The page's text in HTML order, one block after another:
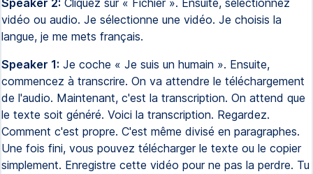
Speaker 2: Cliquez sur « Fichier ». Ensuite, sélectionnez
vidéo ou audio. Je sélectionne une vidéo. Je choisis la
langue, je me mets français.
Speaker 1: Je coche « Je suis un humain ». Ensuite,
commencez à transcrire. On va attendre le téléchargement
de l'audio. Maintenant, c'est la transcription. On attend que
le texte soit généré. Voici la transcription. Regardez.
Comment c'est propre. C'est même divisé en paragraphes.
Une fois fini, vous pouvez télécharger le texte ou le copier
simplement. Enregistre cette vidéo pour ne pas la perdre. Tu